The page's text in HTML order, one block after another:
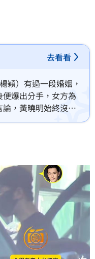
去看看
穎）有過一段婚姻，
爆出分手，女方為
，黃曉明始終沒做
，遭疑再度當爸，